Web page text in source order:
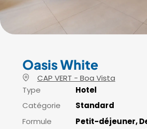
BON CADEAU
DEMANDER UN DEVIS
Oasis White
CAP VERT - Boa Vista
Type
Hotel
Catégorie
Standard
Formule
Petit-déjeuner,